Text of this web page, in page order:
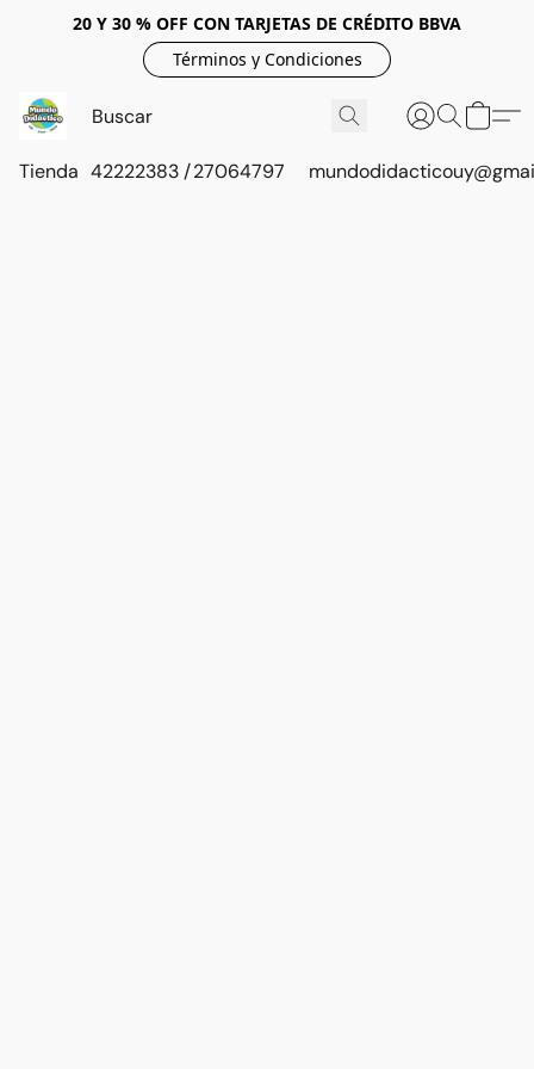
20 Y 30 % OFF CON TARJETAS DE CRÉDITO BBVA
Términos y Condiciones
Tienda 42222383 / 27064797